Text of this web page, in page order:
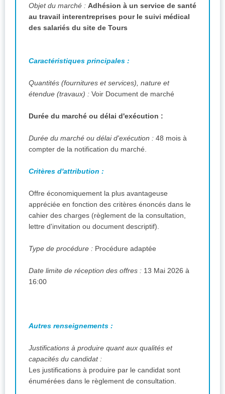
Objet du marché : Adhésion à un service de santé
au travail interentreprises pour le suivi médical
des salariés du site de Tours
Caractéristiques principales :
Quantités (fournitures et services), nature et
étendue (travaux) : Voir Document de marché
Durée du marché ou délai d'exécution :
Durée du marché ou délai d'exécution : 48 mois à
compter de la notification du marché.
Critères d'attribution :
Offre économiquement la plus avantageuse
appréciée en fonction des critères énoncés dans le
cahier des charges (règlement de la consultation,
lettre d'invitation ou document descriptif).
Type de procédure : Procédure adaptée
Date limite de réception des offres : 13 Mai 2026 à
16:00
Autres renseignements :
Justifications à produire quant aux qualités et
capacités du candidat :
Les justifications à produire par le candidat sont
énumérées dans le règlement de consultation.